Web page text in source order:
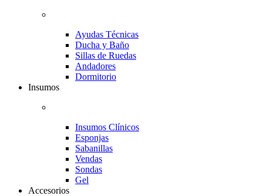
Ayudas Técnicas
Ducha y Baño
Sillas de Ruedas
Andadores
Dormitorio
Insumos
Insumos Clínicos
Esponjas
Sabanillas
Vendas
Sondas
Gel
Accesorios